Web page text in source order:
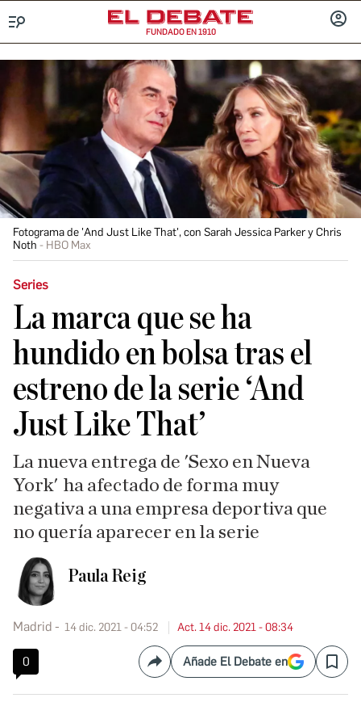
FUNDADO EN 1910
Fotograma de 'And Just Like That', con Sarah Jessica Parker y Chris
Noth
HBO Max
Series
La marca que se ha
hundido en bolsa tras el
estreno de la serie ‘And
Just Like That’
La nueva entrega de 'Sexo en Nueva
York' ha afectado de forma muy
negativa a una empresa deportiva que
no quería aparecer en la serie
Paula Reig
Madrid 14 dic. 2021 - 04:52 Act. 14 dic. 2021 - 08:34
0 CompartirAñade El Debate en Save